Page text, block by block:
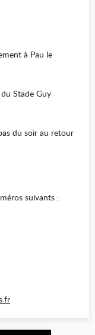
à Pau le
Stade Guy
du soir au retour
suivants :